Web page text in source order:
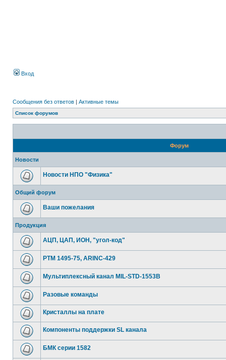
Вход
Сообщения без ответов | Активные темы
Список форумов
Форум
Новости
Новости НПО "Физика"
Общий форум
Ваши пожелания
Продукция
АЦП, ЦАП, ИОН, "угол-код"
РТМ 1495-75, ARINC-429
Мультиплексный канал MIL-STD-1553B
Разовые команды
Кристаллы на плате
Компоненты поддержки SL канала
БМК серии 1582